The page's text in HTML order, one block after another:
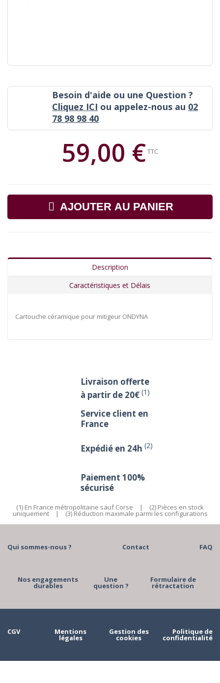
Besoin d'aide ou une Question ?
Cliquez ICI ou appelez-nous au 02
78 98 98 40
59,00 €TTC
AJOUTER AU PANIER
Description
Caractéristiques et Délais
Cartouche céramique pour mitigeur ONDYNA
Livraison offerte
à partir de 20€ (1)
Service client en
France
Expédié en 24h (2)
Paiement 100%
sécurisé
(1) En France métropolitaine sauf Corse | (2) Pièces en stock
uniquement | (3) Réduction maximale parmi les configurations
Qui sommes-nous ? Contact FAQ
Nos engagements
durables
Une
question ?
Formulaire de
rétractation
CGV Mentions
légales
Gestion des
cookies
Politique de
confidentialité